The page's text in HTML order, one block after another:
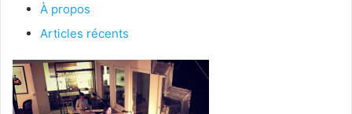
À propos
Articles récents